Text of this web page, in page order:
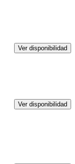
Ver disponibilidad
Ver disponibilidad